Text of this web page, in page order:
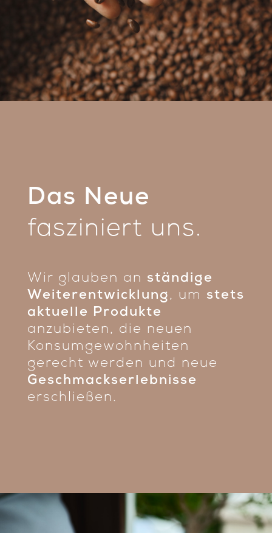
Das Neue
fasziniert uns.
Wir glauben an ständige
Weiterentwicklung, um stets
aktuelle Produkte
anzubieten, die neuen
Konsumgewohnheiten
gerecht werden und neue
Geschmackserlebnisse
erschließen.